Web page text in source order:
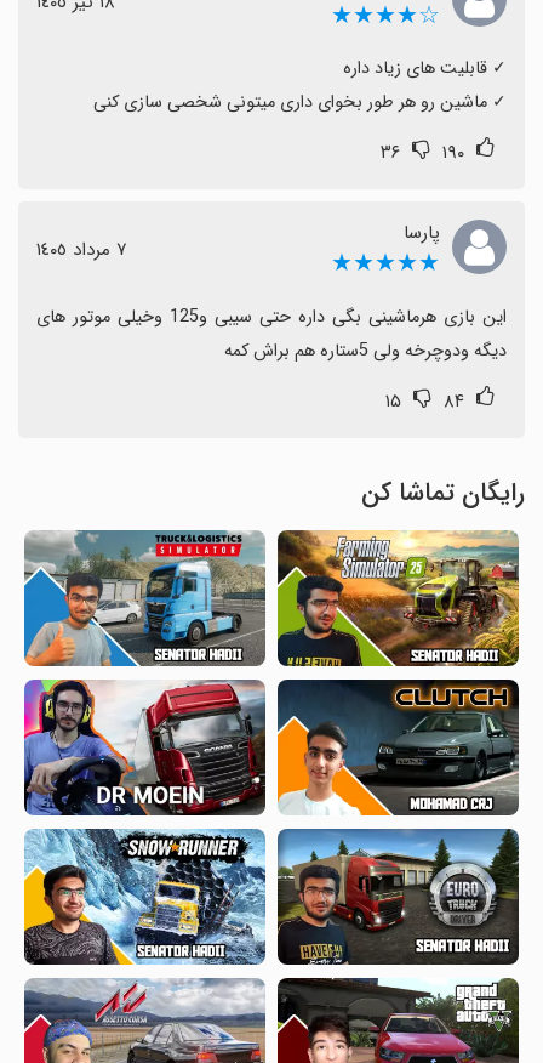
را پیشنهاد می‌کند.
☆★★★★
‏✓ ماشین رو هر طور بخوای داری میتونی شخصی سازی کنی
۱۹۰ ۳۶
پارسا
★★★★★ ٧ مرداد ١٤٠٥
دیگه ودوچرخه ولی 5ستاره هم براش کمه
۸۴ ۱۵
رایگان تماشا کن